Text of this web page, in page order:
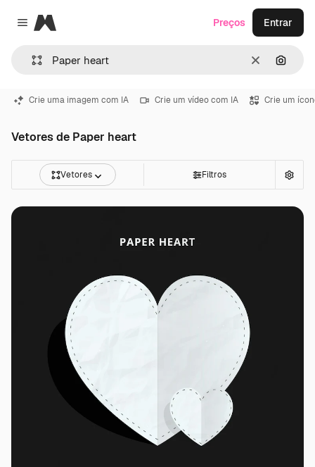
Close menu
Magnific
Limpar
Preços Entrar
Crie uma imagem com IA Crie um vídeo com IA Crie um
Vetores de Paper heart
Vetores Filtros